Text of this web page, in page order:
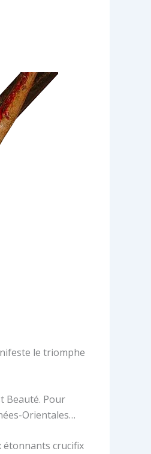
le triomphe
Beauté. Pour
Orientales…
étonnants crucifix